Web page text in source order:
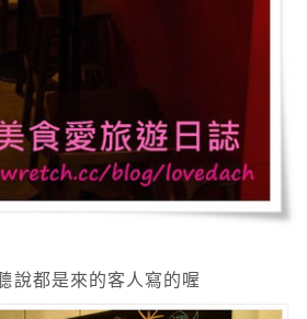
說都是來的客人寫的喔